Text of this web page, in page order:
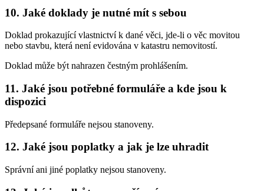
10. Jaké doklady je nutné mít s sebou
Doklad prokazující vlastnictví k dané věci, jde-li o věc movitou
nebo stavbu, která není evidována v katastru nemovitostí.
Doklad může být nahrazen čestným prohlášením.
11. Jaké jsou potřebné formuláře a kde jsou k
dispozici
Předepsané formuláře nejsou stanoveny.
12. Jaké jsou poplatky a jak je lze uhradit
Správní ani jiné poplatky nejsou stanoveny.